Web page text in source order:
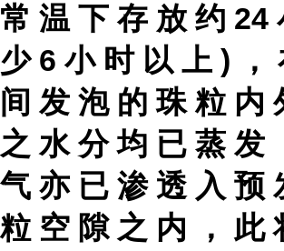
常 温 下 存 放 约 24
少 6 小 时 以 上 ) ，
间 发 泡 的 珠 粒 内
之 水 分 均 已 蒸 发
气 亦 已 渗 透 入 预
粒 空 隙 之 内 ， 此